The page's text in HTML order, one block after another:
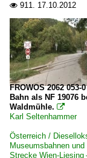
 911. 17.10.2012
FROWOS 2062
Bahn als NF 19076
Waldmühle. 
Karl Seltenhammer
Österreich /
Museumsbahnen
Strecke Wien-Liesing